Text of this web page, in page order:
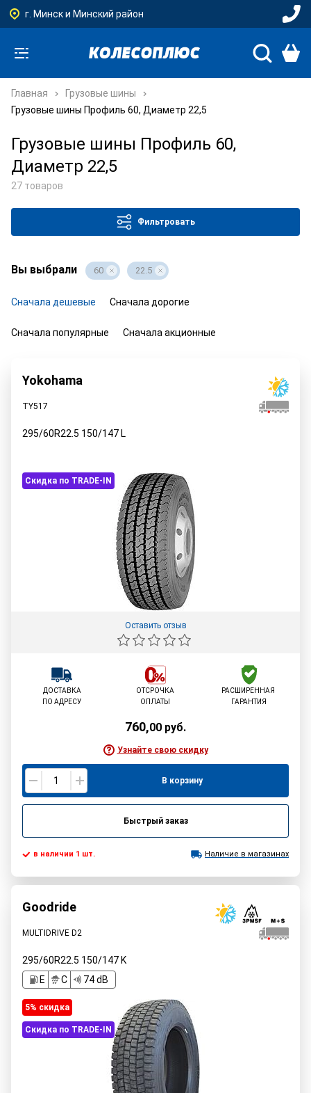
г. Минск и Минский район
Главная
Грузовые шины
Грузовые шины Профиль 60, Диаметр 22,5
Грузовые шины Профиль 60,
Диаметр 22,5
27 товаров
Фильтровать
Вы выбрали 60 22.5
Сначала дешевые Сначала дорогие
Сначала популярные Сначала акционные
Yokohama
TY517
295/60R22.5 150/147 L
Скидка по TRADE-IN
Оставить отзыв
ДОСТАВКА
ПО АДРЕСУ
ОТСРОЧКА
ОПЛАТЫ
РАСШИРЕННАЯ
ГАРАНТИЯ
760,00 руб.
Узнайте свою скидку
В корзину
Быстрый заказ
в наличии 1 шт. Наличие в магазинах
Goodride
MULTIDRIVE D2
295/60R22.5 150/147 K
E
C 74 dB
5% cкидка
Скидка по TRADE-IN